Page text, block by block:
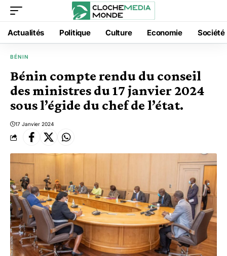
Actualités Politique Culture Economie Société
BÉNIN
Bénin compte rendu du conseil
des ministres du 17 janvier 2024
sous l’égide du chef de l’état.
17 Janvier 2024